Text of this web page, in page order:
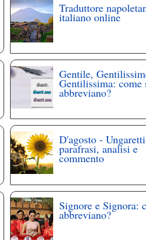
Traduttore
italiano online
Gentile,
Gentilissima: come
abbreviano?
D'agosto -
parafrasi, analisi e
commento
Signore e Signora:
abbreviano?